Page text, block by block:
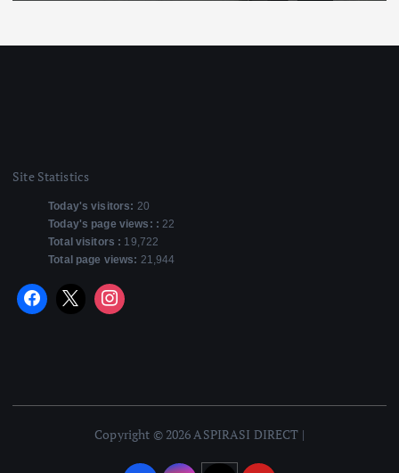
Site Statistics
Today's visitors: 20
Today's page views: :22
Total visitors : 19,722
Total page views: 21,944
Copyright © 2026 ASPIRASI DIRECT |